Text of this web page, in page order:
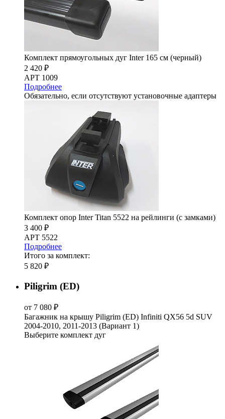
Комплект прямоугольных дуг Inter 165 см (черный)
2 420 ₽
АРТ 1009
Подробнее
Обязательно, если отсутствуют установочные адаптеры
Комплект опор Inter Titan 5522 на рейлинги (с замками)
3 400 ₽
АРТ 5522
Подробнее
Итого за комплект:
5 820 ₽
Piligrim (ED)
от 7 080 ₽
Багажник на крышу Piligrim (ED) Infiniti QX56 5d SUV
2004-2010, 2011-2013 (Вариант 1)
Выберите комплект дуг